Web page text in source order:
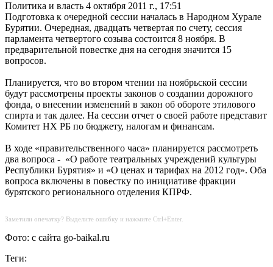
Политика и власть 4 октября 2011 г., 17:51
Подготовка к очередной сессии началась в Народном Хурале
Бурятии. Очередная, двадцать четвертая по счету, сессия
парламента четвертого созыва состоится 8 ноября. В
предварительной повестке дня на сегодня значится 15
вопросов.
Планируется, что во втором чтении на ноябрьской сессии
будут рассмотрены проекты законов о создании дорожного
фонда, о внесении изменений в закон об обороте этилового
спирта и так далее. На сессии отчет о своей работе представит
Комитет НХ РБ по бюджету, налогам и финансам.
В ходе «правительственного часа» планируется рассмотреть
два вопроса - «О работе театральных учреждений культуры
Республики Бурятия» и «О ценах и тарифах на 2012 год». Оба
вопроса включены в повестку по инициативе фракции
бурятского регионального отделения КПРФ.
Заметили опечатку? Выделите ошибку и нажмите Ctrl+Enter.
Фото: с сайта go-baikal.ru
Теги: